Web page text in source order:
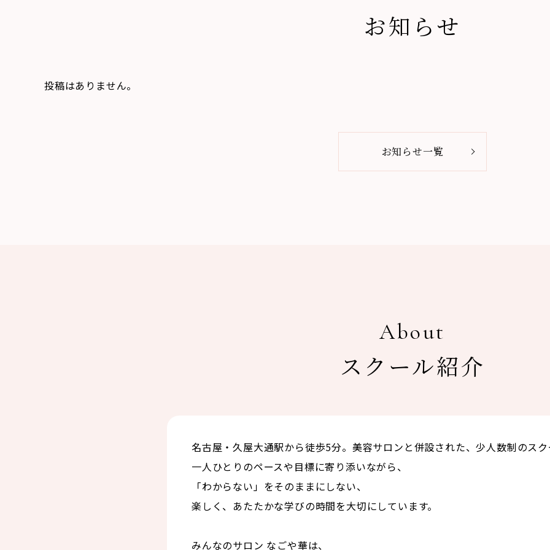
お知らせ
投稿はありません。
お知らせ一覧
About
スクール紹介
名古屋・久屋大通駅から徒歩5分。美容サロンと併設された、少人数制のスク
一人ひとりのペースや目標に寄り添いながら、
「わからない」をそのままにしない、
楽しく、あたたかな学びの時間を大切にしています。
みんなのサロン なごや華は、